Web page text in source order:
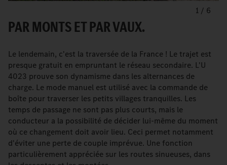
1 / 6
PAR MONTS ET PAR VAUX.
Le lendemain, c'est la traversée de la France ! Le trajet est
presque gratuit en empruntant le réseau secondaire. L'U
4023 prouve son dynamisme dans les alternances de
charge. Le mode manuel est utilisé avec la commande de
boîte pour traverser les petits villages tranquilles. Les
temps de passage ne sont pas plus courts, mais le
conducteur a la possibilité de décider lui-même du moment
où ce changement doit avoir lieu. Ceci permet notamment
d'éviter une perte de couple imprévue. Une fonction
particulièrement appréciée sur les routes sinueuses, dans